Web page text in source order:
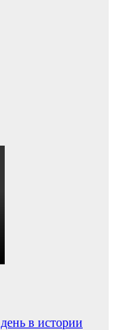
в истории